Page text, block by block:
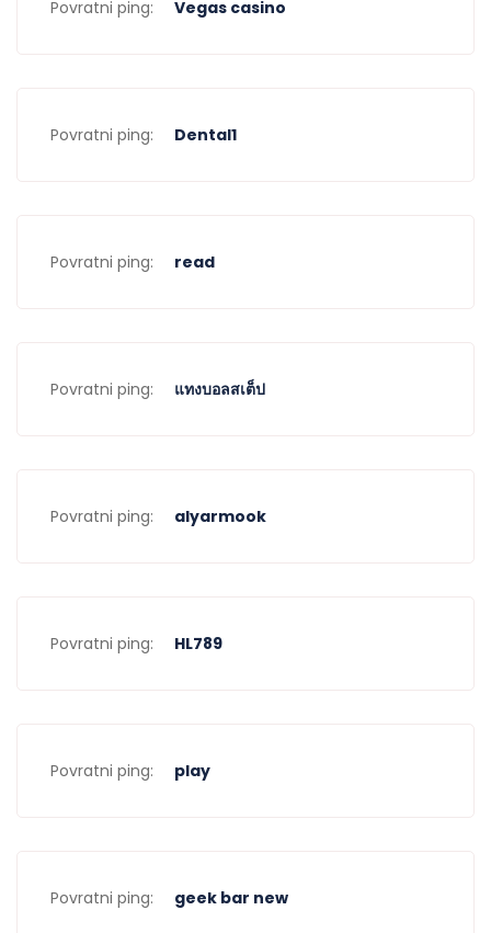
Povratni ping: Vegas casino
Povratni ping: Dental1
Povratni ping: read
Povratni ping: แทงบอลสเต็ป
Povratni ping: alyarmook
Povratni ping: HL789
Povratni ping: play
Povratni ping: geek bar new